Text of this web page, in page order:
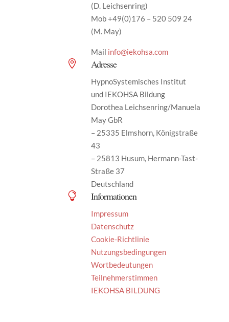
(D. Leichsenring)
Mob +49(0)176 – 520 509 24
(M. May)
Mail info@iekohsa.com
 Adresse
HypnoSystemisches Institut
und IEKOHSA Bildung
Dorothea Leichsenring/Manuela
May GbR
– 25335 Elmshorn, Königstraße
43
– 25813 Husum, Hermann-Tast-
Straße 37
Deutschland
 Informationen
Impressum
Datenschutz
Cookie-Richtlinie
Nutzungsbedingungen
Wortbedeutungen
Teilnehmerstimmen
IEKOHSA BILDUNG